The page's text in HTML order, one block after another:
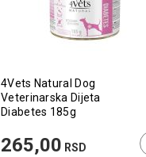
4Vets Natural Dog
Veterinarska Dijeta
Diabetes 185g
265,00 RSD